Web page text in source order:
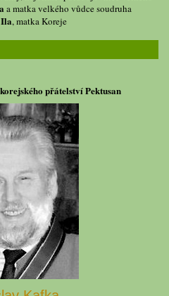
a matka velkého vůdce soudruha
, matka Koreje
přátelství Pektusan